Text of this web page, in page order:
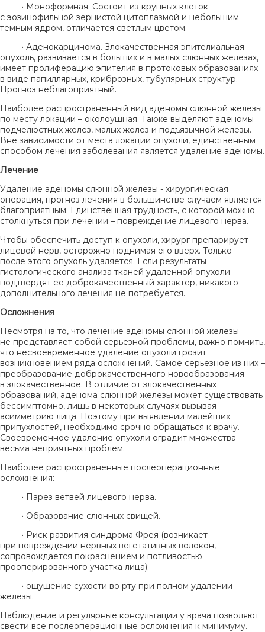
• Моноформная. Состоит из крупных клеток
с эозинофильной зернистой цитоплазмой и небольшим
темным ядром, отличается светлым цветом.
• Аденокарцинома. Злокачественная эпителиальная
опухоль, развивается в больших и в малых слюнных железах,
имеет пролиферацию эпителия в протоковых образованиях
в виде папиллярных, криброзных, тубулярных структур.
Прогноз неблагоприятный.
Наиболее распространенный вид аденомы слюнной железы
по месту локации – околоушная. Также выделяют аденомы
подчелюстных желез, малых желез и подъязычной железы.
Вне зависимости от места локации опухоли, единственным
способом лечения заболевания является удаление аденомы.
Лечение
Удаление аденомы слюнной железы - хирургическая
операция, прогноз лечения в большинстве случаем является
благоприятным. Единственная трудность, с которой можно
столкнуться при лечении – повреждение лицевого нерва.
Чтобы обеспечить доступ к опухоли, хирург препарирует
лицевой нерв, осторожно поднимая его вверх. Только
после этого опухоль удаляется. Если результаты
гистологического анализа тканей удаленной опухоли
подтвердят ее доброкачественный характер, никакого
дополнительного лечения не потребуется.
Осложнения
Несмотря на то, что лечение аденомы слюнной железы
не представляет собой серьезной проблемы, важно помнить,
что несвоевременное удаление опухоли грозит
возникновением ряда осложнений. Самое серьезное из них –
преобразование доброкачественного новообразования
в злокачественное. В отличие от злокачественных
образований, аденома слюнной железы может существовать
бессимптомно, лишь в некоторых случаях вызывая
асимметрию лица. Поэтому при выявлении малейших
припухлостей, необходимо срочно обращаться к врачу.
Своевременное удаление опухоли оградит множества
весьма неприятных проблем.
Наиболее распространенные послеоперационные
осложнения:
• Парез ветвей лицевого нерва.
• Образование слюнных свищей.
• Риск развития синдрома Фрея (возникает
при повреждении нервных вегетативных волокон,
сопровождается покраснением и потливостью
прооперированного участка лица);
• ощущение сухости во рту при полном удалении
железы.
Наблюдение и регулярные консультации у врача позволяют
свести все послеоперационные осложнения к минимуму.